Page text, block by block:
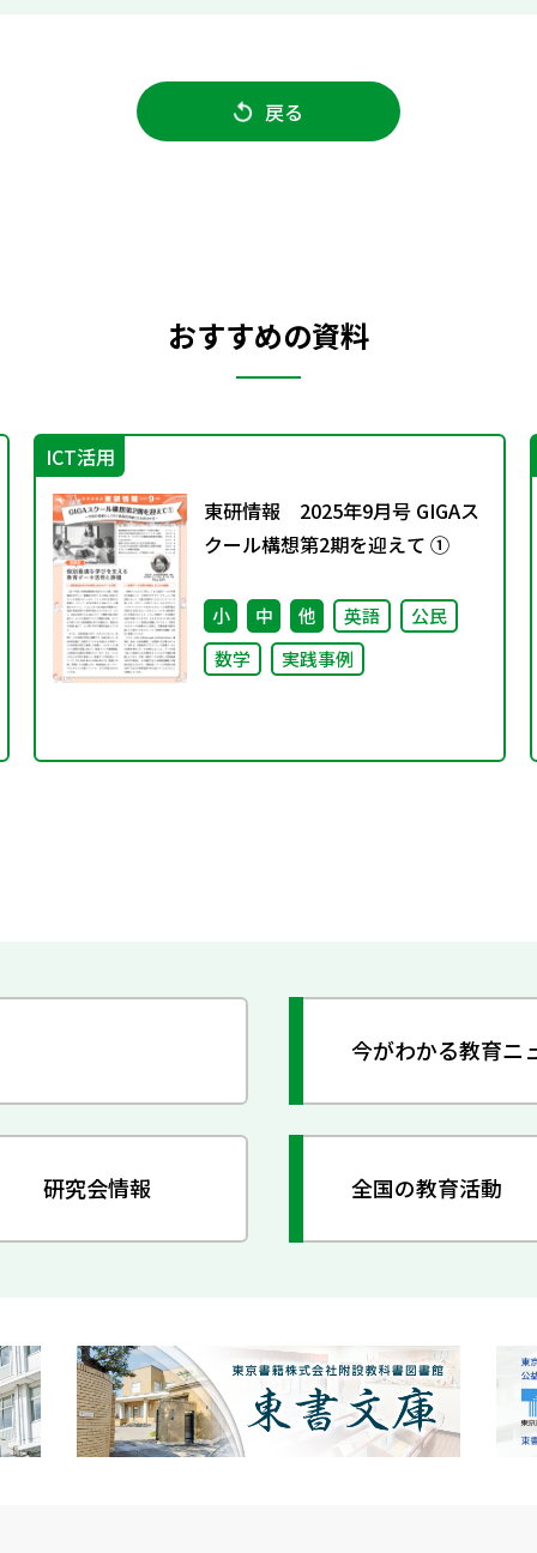
戻る
おすすめの資料
ICT活用
東研情報 2025年9月号 GIGAス
クール構想第2期を迎えて ①
小 中 他 英語
公民
数学
実践事例
今がわかる教育ニ
研究会情報 全国の教育活動